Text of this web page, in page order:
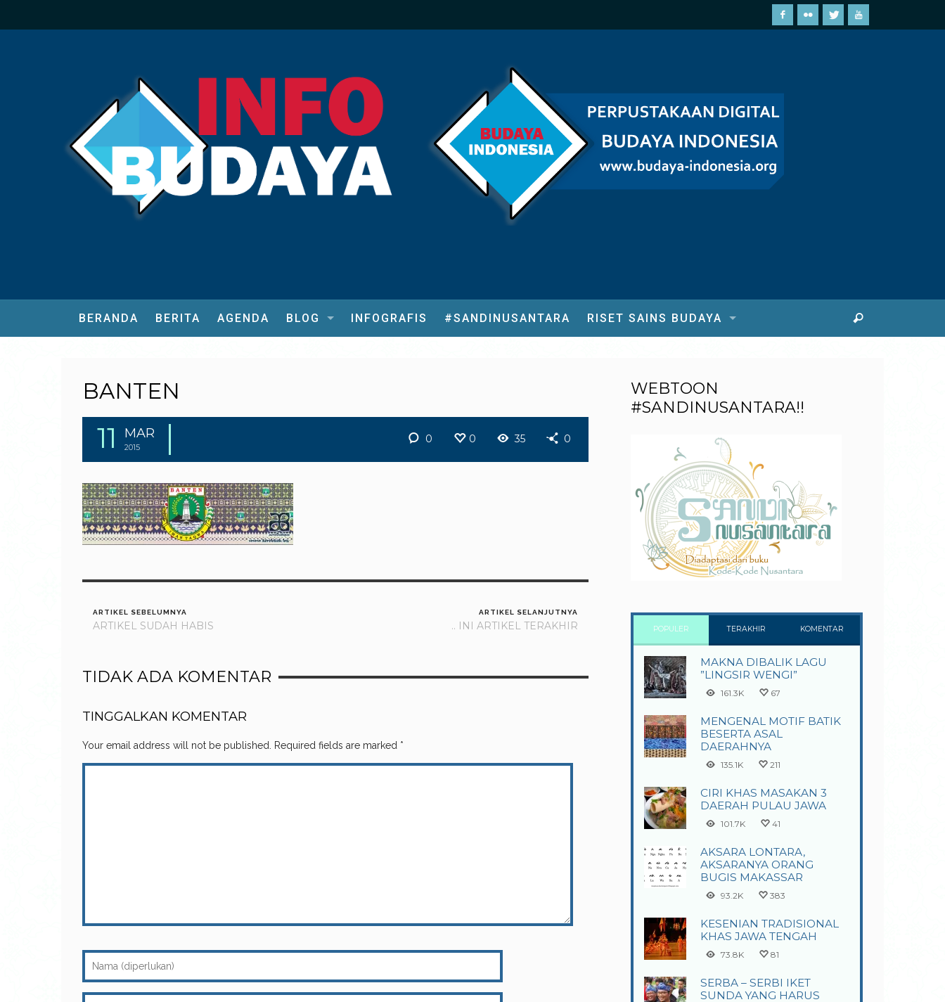
BERANDA BERITA AGENDA BLOG INFOGRAFIS #SANDINUSANTARA RISET SAINS BUDAYA
BANTEN
11 MAR
2015
0 0 35 0
ARTIKEL SEBELUMNYA
ARTIKEL SUDAH HABIS
ARTIKEL SELANJUTNYA
.. INI ARTIKEL TERAKHIR
TIDAK ADA KOMENTAR
TINGGALKAN KOMENTAR
Your email address will not be published. Required fields are marked *
WEBTOON
#SANDINUSANTARA!!
POPULER TERAKHIR KOMENTAR
MAKNA DIBALIK LAGU
”LINGSIR WENGI”
161.3K 67
MENGENAL MOTIF BATIK
BESERTA ASAL
DAERAHNYA
135.1K 211
CIRI KHAS MASAKAN 3
DAERAH PULAU JAWA
101.7K 41
AKSARA LONTARA,
AKSARANYA ORANG
BUGIS MAKASSAR
93.2K 383
KESENIAN TRADISIONAL
KHAS JAWA TENGAH
73.8K 81
SERBA – SERBI IKET
SUNDA YANG HARUS